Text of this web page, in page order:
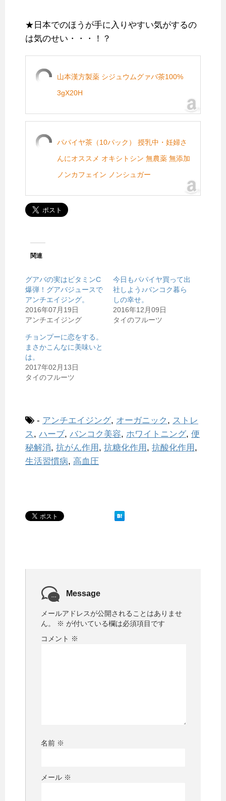
★日本でのほうが手に入りやすい気がするの
は気のせい・・・！？
山本漢方製薬 シジュウムグァバ茶100%
3gX20H
パパイヤ茶（10パック） 授乳中・妊婦さ
んにオススメ オキシトシン 無農薬 無添加
ノンカフェイン ノンシュガー
関連
グアバの実はビタミンC
爆弾！グアバジュースで
アンチエイジング。
2016年07月19日
アンチエイジング
今日もパパイヤ買って出
社しよう♪バンコク暮ら
しの幸せ。
2016年12月09日
タイのフルーツ
チョンプーに恋をする。
まさかこんなに美味いと
は。
2017年02月13日
タイのフルーツ
- アンチエイジング, オーガニック , ストレ
ス, ハーブ, バンコク美容, ホワイトニング, 便
秘解消, 抗がん作用 , 抗糖化作用 , 抗酸化作用 ,
生活習慣病, 高血圧
Message
メールアドレスが公開されることはありませ
ん。
※ が付いている欄は必須項目です
コメント ※
名前 ※
メール ※